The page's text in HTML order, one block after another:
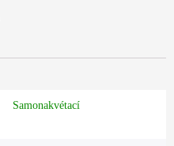
Samonakvétací